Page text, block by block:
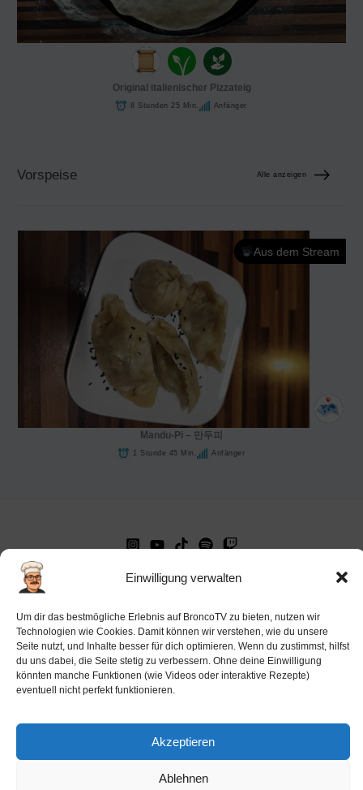
Einwilligung verwalten
Um dir das bestmögliche Erlebnis auf BroncoTV zu bieten, nutzen wir
Technologien wie Cookies. Damit können wir verstehen, wie du unsere
Seite nutzt, und Inhalte besser für dich optimieren. Wenn du zustimmst, hilfst
du uns dabei, die Seite stetig zu verbessern. Ohne deine Einwilligung
könnten manche Funktionen (wie Videos oder interaktive Rezepte)
eventuell nicht perfekt funktionieren.
Akzeptieren
Ablehnen
Original italienischer Pizzateig
8 Stunden 25 Min. Anfänger
Vorspeise Alle anzeigen
Aus dem Stream
Mandu-Pi – 만두피
1 Stunde 45 Min. Anfänger
Impressum
Cookie-Richtlinie (EU)
Barrierefreiheit
Ai-License
Copyright © 2026 BroncoTV.com